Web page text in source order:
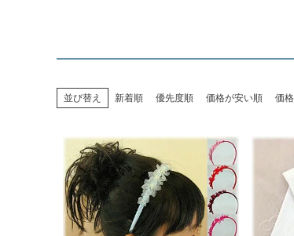
〒 茨城県土浦市大町14-16-1F
定休 月曜日
店舗を予約する →
並び替え 新着順 優先度順 価格が安い順 価